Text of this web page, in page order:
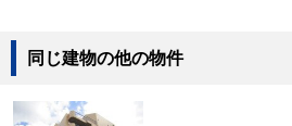
同じ建物の他の物件